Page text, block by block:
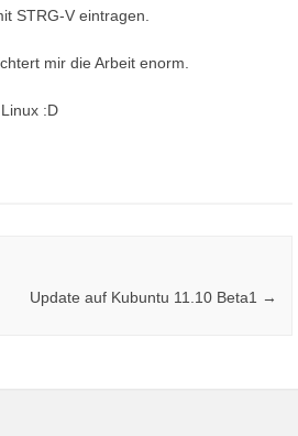
STRG-V eintragen.
mir die Arbeit enorm.
:D
Update auf Kubuntu 11.10 Beta1 →